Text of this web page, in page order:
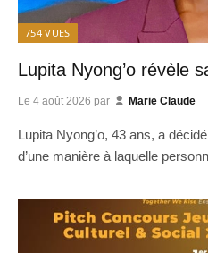
754 VUES
Lupita Nyong’o révèle
Le 4 août 2026 par Marie Claude
Lupita Nyong’o, 43 ans, a
d’une manière à laquelle